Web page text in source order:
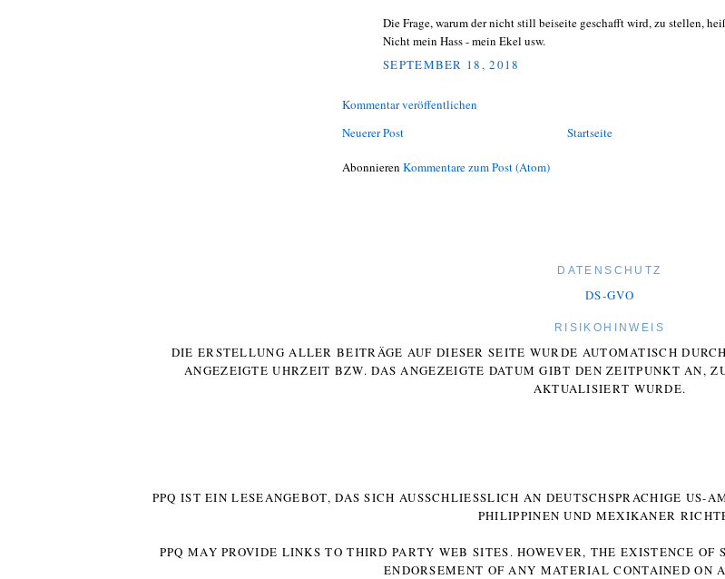
Die Frage, warum der nicht still beiseite geschafft wird, zu stellen,
Nicht mein Hass - mein Ekel usw.
SEPTEMBER 18, 2018
Kommentar veröffentlichen
Neuerer Post
Startseite
Abonnieren Kommentare zum Post (Atom)
DATENSCHUTZ
DS-GVO
RISIKOHINWEIS
DIE ERSTELLUNG ALLER BEITRÄGE AUF DIESER SEITE WURDE AUTOMATISCH
ANGEZEIGTE UHRZEIT BZW. DAS ANGEZEIGTE DATUM GIBT DEN ZEITPUNKT AN,
AKTUALISIERT WURDE.
PPQ IST EIN LESEANGEBOT, DAS SICH AUSSCHLIESSLICH AN DEUTSCHSPRACHIGE US-
HILIPPINEN UND MEXIKANER
PPQ MAY PROVIDE LINKS TO THIRD PARTY WEB SITES. HOWEVER, THE EXISTENCE OF
ENDORSEMENT OF ANY MATERIAL CONTAINED ON